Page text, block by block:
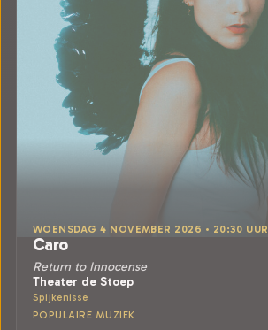
WOENSDAG 4 NOVEMBER 2026 • 20:30 UUR
Caro
Return to Innocense
Theater de Stoep
Spijkenisse
POPULAIRE MUZIEK